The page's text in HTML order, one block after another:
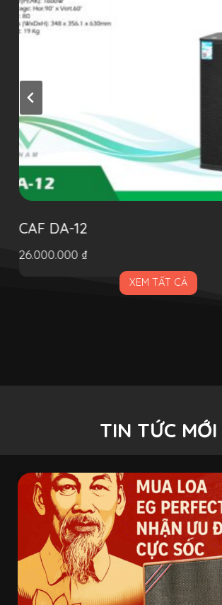
CAF DA-12
26.000.000 ₫
XEM TẤT CẢ
TIN TỨC MỚI